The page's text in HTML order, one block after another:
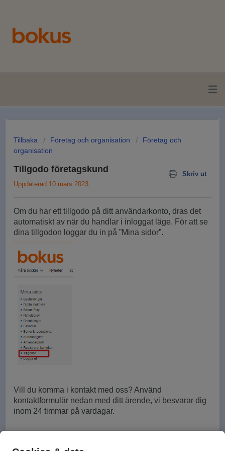
Tillbaka Företag och organisation
Företag och
organisation
Tillgodo företagskund
Skriv ut
Uppdaterad 10 mars 2023
Om du har ett tillgodo på ditt användarkonto, dras det
automatiskt av när du handlar i inloggat läge. För att se
dina tillgodon loggar du in på ”Mina sidor”.
Vill du komma i kontakt med oss? Använd
kontaktformulär nedan med ditt ärende, vi besvarar dig
inom 24 timmar på vardagar.